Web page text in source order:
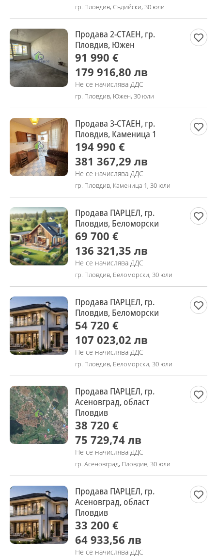
гр. Пловдив, Съдийски, 30 юли
Продава 2-СТАЕН, гр.
Пловдив, Южен
91 990 €
179 916,80 лв
Не се начислява ДДС
гр. Пловдив, Южен, 30 юли
Продава 3-СТАЕН, гр.
Пловдив, Каменица 1
194 990 €
381 367,29 лв
Не се начислява ДДС
гр. Пловдив, Каменица 1, 30 юли
Продава ПАРЦЕЛ, гр.
Пловдив, Беломорски
69 700 €
136 321,35 лв
Не се начислява ДДС
гр. Пловдив, Беломорски, 30 юли
Продава ПАРЦЕЛ, гр.
Пловдив, Беломорски
54 720 €
107 023,02 лв
Не се начислява ДДС
гр. Пловдив, Беломорски, 30 юли
Продава ПАРЦЕЛ, гр.
Асеновград, област
Пловдив
38 720 €
75 729,74 лв
Не се начислява ДДС
гр. Асеновград, Пловдив, 30 юли
Продава ПАРЦЕЛ, гр.
Асеновград, област
Пловдив
33 200 €
64 933,56 лв
Не се начислява ДДС